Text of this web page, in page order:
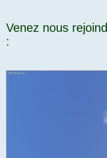
Venez nous
: